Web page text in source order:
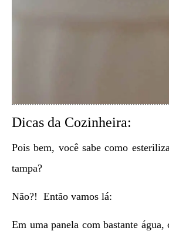
Dicas da Cozinheira:
Pois bem, você sabe como
tampa?
Não?! Então vamos lá:
Em uma panela com bastante